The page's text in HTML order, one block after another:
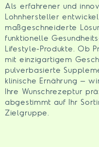
Als erfahrener und
Lohnhersteller
maßgeschneiderte
funktionelle
Lifestyle-Produkte. Ob
mit einzigartigem
pulverbasierte
klinische Ernährung –
Ihre Wunschrezeptur
abgestimmt auf Ihr
Zielgruppe.